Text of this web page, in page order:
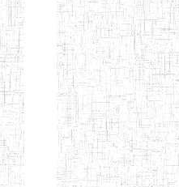
INCLUSIVE
LOUIS
BRAILLE DU
CJARC
ENIEG LA
PENSEE